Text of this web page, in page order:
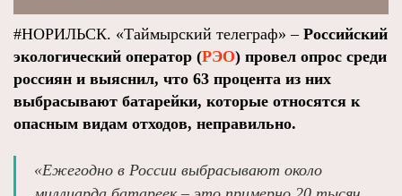
#НОРИЛЬСК. «Таймырский телеграф» – Российский
экологический оператор (РЭО) провел опрос среди
россиян и выяснил, что 63 процента из них
выбрасывают батарейки, которые относятся к
опасным видам отходов, неправильно.
«Ежегодно в России выбрасывают около